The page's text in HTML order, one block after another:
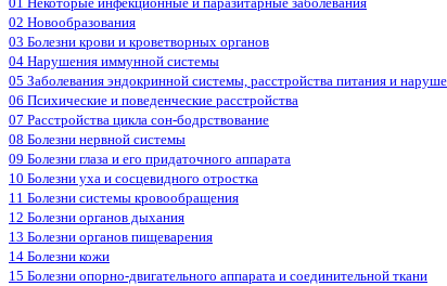
02 Новообразования
03 Болезни крови и кроветворных органов
04 Нарушения иммунной системы
05 Заболевания эндокринной системы, расстройства питания и
06 Психические и поведенческие расстройства
07 Расстройства цикла сон-бодрствование
08 Болезни нервной системы
09 Болезни глаза и его придаточного аппарата
10 Болезни уха и сосцевидного отростка
11 Болезни системы кровообращения
12 Болезни органов дыхания
13 Болезни органов пищеварения
14 Болезни кожи
15 Болезни опорно-двигательного аппарата и соединительной ткани